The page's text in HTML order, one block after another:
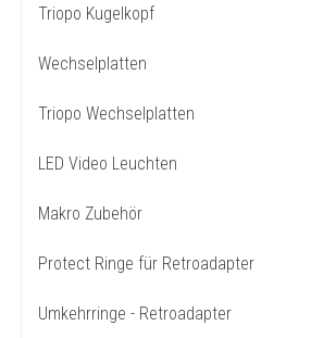
Triopo Kugelkopf
Wechselplatten
Triopo Wechselplatten
LED Video Leuchten
Makro Zubehör
Protect Ringe für Retroadapter
Umkehrringe - Retroadapter